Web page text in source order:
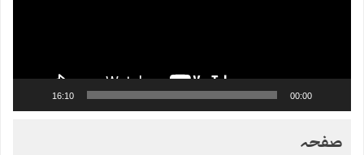
00:00
16:10
صفحہ